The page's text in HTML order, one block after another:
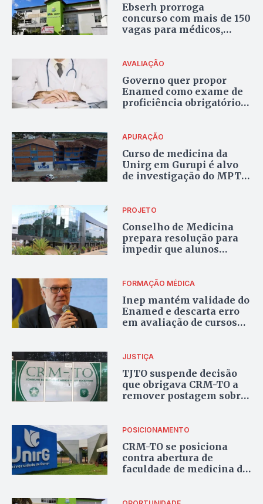
Ebserh prorroga
concurso com mais de 150
vagas para médicos,
AVALIAÇÃO
Governo quer propor
Enamed como exame de
proficiência obrigatório
APURAÇÃO
Curso de medicina da
Unirg em Gurupi é alvo
de investigação do MPTO
PROJETO
Conselho de Medicina
prepara resolução para
impedir que alunos
FORMAÇÃO MÉDICA
Inep mantém validade do
Enamed e descarta erro
em avaliação de cursos
JUSTIÇA
TJTO suspende decisão
que obrigava CRM-TO a
remover postagem sobre
POSICIONAMENTO
CRM-TO se posiciona
contra abertura de
faculdade de medicina da